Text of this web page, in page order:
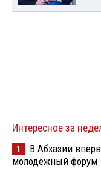
Интересное за
1
В Абхазии
молодёжный форум